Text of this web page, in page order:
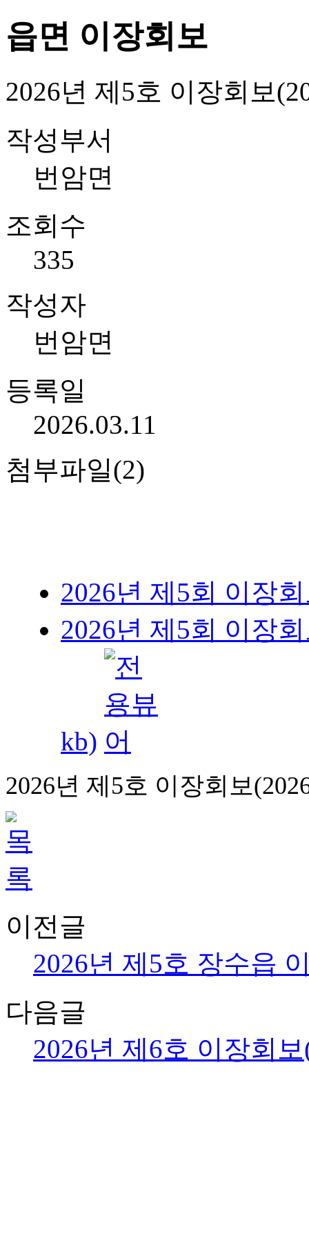
읍면 이장회보
2026년 제5호 이장회보
작성부서
번암면
조회수
335
작성자
번암면
등록일
2026.03.11
첨부파일(2)
2026년 제5회 이장
2026년 제5회 이장
kb)
2026년 제5호 이장회보
이전글
2026년 제5호 장수읍
다음글
2026년 제6호 이장회